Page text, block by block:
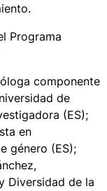
Programa
componente
de
(ES);
en
género (ES);
Diversidad de la